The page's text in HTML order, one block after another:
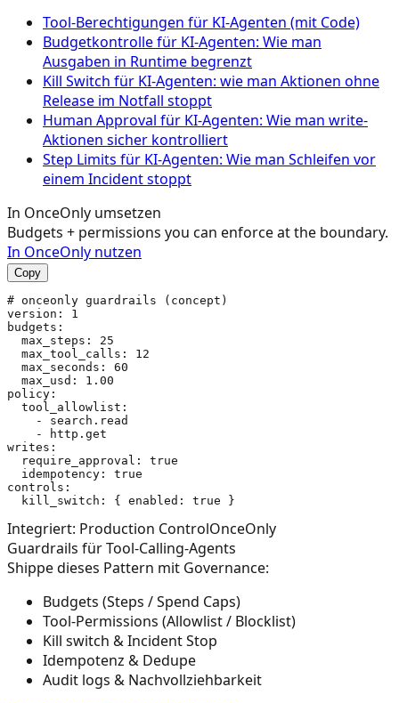
Tool‑Berechtigungen für KI‑Agenten (mit Code)
Budgetkontrolle für KI-Agenten: Wie man
Ausgaben in Runtime begrenzt
Kill Switch für KI-Agenten: wie man Aktionen ohne
Release im Notfall stoppt
Human Approval für KI-Agenten: Wie man write-
Aktionen sicher kontrolliert
Step Limits für KI-Agenten: Wie man Schleifen vor
einem Incident stoppt
In OnceOnly umsetzen
Budgets + permissions you can enforce at the boundary.
In OnceOnly nutzen
Copy
# onceonly guardrails (concept)
version: 1
budgets:
  max_steps: 25
  max_tool_calls: 12
  max_seconds: 60
  max_usd: 1.00
policy:
  tool_allowlist:
    - search.read
    - http.get
writes:
  require_approval: true
  idempotency: true
controls:
Integriert: Production ControlOnceOnly
Guardrails für Tool-Calling-Agents
Shippe dieses Pattern mit Governance:
Budgets (Steps / Spend Caps)
Tool-Permissions (Allowlist / Blocklist)
Kill switch & Incident Stop
Idempotenz & Dedupe
Audit logs & Nachvollziehbarkeit